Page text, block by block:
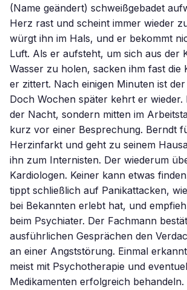
(Name geändert) schweißgebadet
Herz rast und scheint immer wieder
würgt ihn im Hals, und er bekommt
Luft. Als er aufsteht, um sich aus der
Wasser zu holen, sacken ihm fast die
er zittert. Nach einigen Minuten ist
Doch Wochen später kehrt er wieder.
der Nacht, sondern mitten im
kurz vor einer Besprechung. Berndt
Herzinfarkt und geht zu seinem
ihn zum Internisten. Der wiederum
Kardiologen. Keiner kann etwas
tippt schließlich auf Panikattacken,
bei Bekannten erlebt hat, und
beim Psychiater. Der Fachmann
ausführlichen Gesprächen den
an einer Angststörung. Einmal
meist mit Psychotherapie und
Medikamenten erfolgreich behandeln.